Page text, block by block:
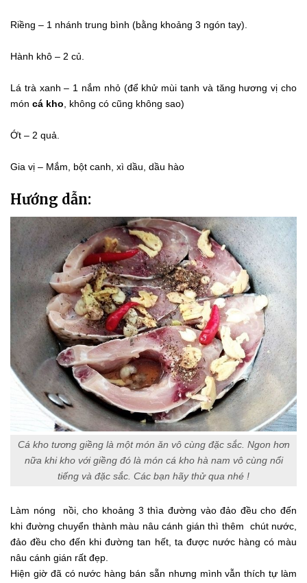
Riềng – 1 nhánh trung bình (bằng khoảng 3 ngón tay).
Hành khô – 2 củ.
Lá trà xanh – 1 nắm nhỏ (để khử mùi tanh và tăng hương vị cho
món cá kho , không có cũng không sao)
Ớt – 2 quả.
Gia vị – Mắm, bột canh, xì dầu, dầu hào
Hướng dẫn:
Cá kho tương giềng là một món ăn vô cùng đặc sắc. Ngon hơn
nữa khi kho với giềng đó là món cá kho hà nam vô cùng nổi
tiếng và đặc sắc. Các bạn hãy thử qua nhé !
Làm nóng nồi, cho khoảng 3 thìa đường vào đảo đều cho đến
khi đường chuyển thành màu nâu cánh gián thì thêm chút nước,
đảo đều cho đến khi đường tan hết, ta được nước hàng có màu
nâu cánh gián rất đẹp.
Hiện giờ đã có nước hàng bán sẵn nhưng mình vẫn thích tự làm